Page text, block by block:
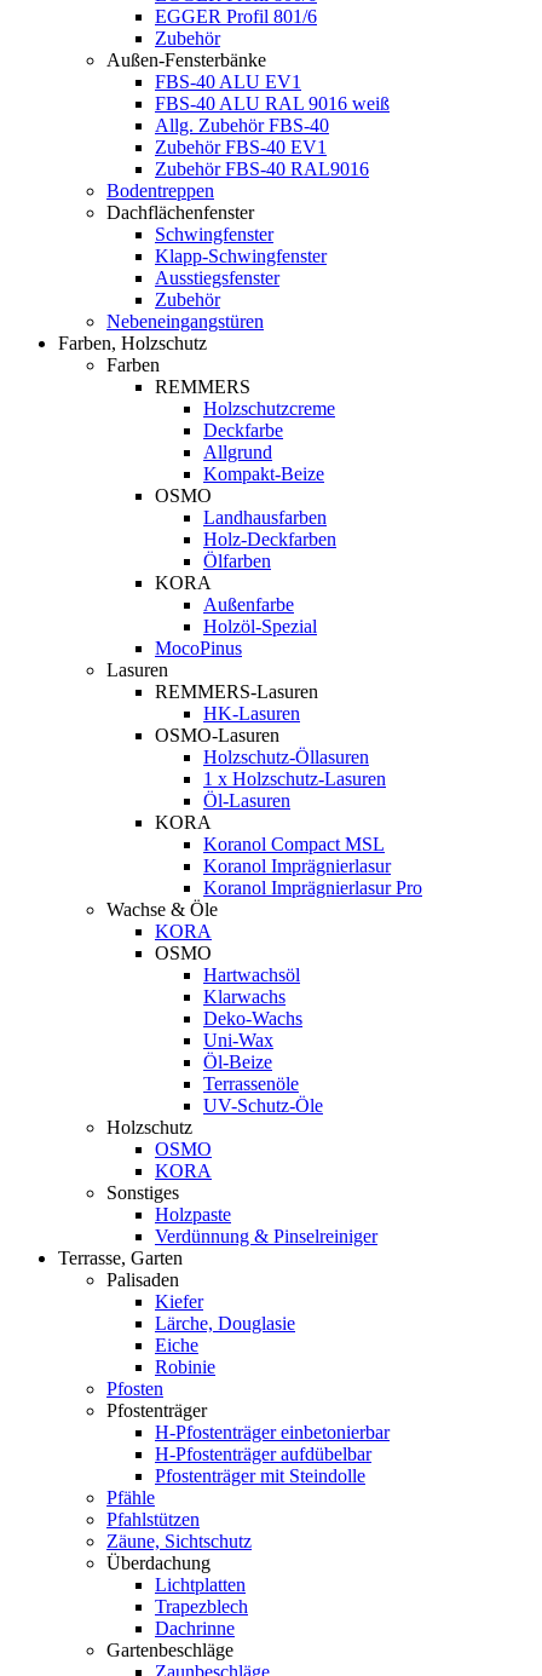
EGGER Profil 801/6
Zubehör
Außen-Fensterbänke
FBS-40 ALU EV1
FBS-40 ALU RAL 9016 weiß
Allg. Zubehör FBS-40
Zubehör FBS-40 EV1
Zubehör FBS-40 RAL9016
Bodentreppen
Dachflächenfenster
Schwingfenster
Klapp-Schwingfenster
Ausstiegsfenster
Zubehör
Nebeneingangstüren
Farben, Holzschutz
Farben
REMMERS
Holzschutzcreme
Deckfarbe
Allgrund
Kompakt-Beize
OSMO
Landhausfarben
Holz-Deckfarben
Ölfarben
KORA
Außenfarbe
Holzöl-Spezial
MocoPinus
Lasuren
REMMERS-Lasuren
HK-Lasuren
OSMO-Lasuren
Holzschutz-Öllasuren
1 x Holzschutz-Lasuren
Öl-Lasuren
KORA
Koranol Compact MSL
Koranol Imprägnierlasur
Koranol Imprägnierlasur Pro
Wachse & Öle
KORA
OSMO
Hartwachsöl
Klarwachs
Deko-Wachs
Uni-Wax
Öl-Beize
Terrassenöle
UV-Schutz-Öle
Holzschutz
OSMO
KORA
Sonstiges
Holzpaste
Verdünnung & Pinselreiniger
Terrasse, Garten
Palisaden
Kiefer
Lärche, Douglasie
Eiche
Robinie
Pfosten
Pfostenträger
H-Pfostenträger einbetonierbar
H-Pfostenträger aufdübelbar
Pfostenträger mit Steindolle
Pfähle
Pfahlstützen
Zäune, Sichtschutz
Überdachung
Lichtplatten
Trapezblech
Dachrinne
Gartenbeschläge
Zaunbeschläge